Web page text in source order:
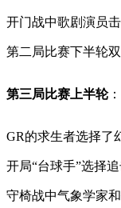
开门战中歌剧演员
第二局比赛下半轮
第三局比赛上半轮
GR的求生者选择了
开局“台球手”选择
守椅战中气象学家